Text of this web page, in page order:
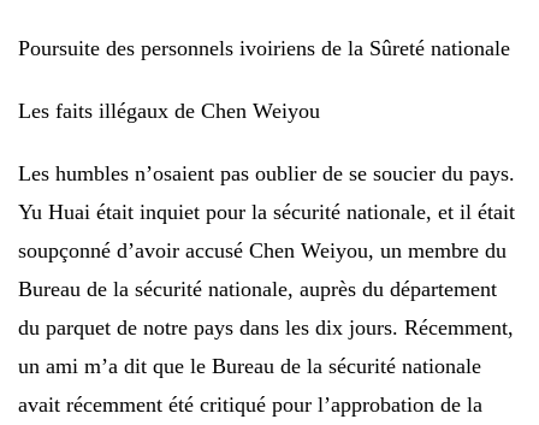
Poursuite des personnels ivoiriens de la Sûreté nationale
Les faits illégaux de Chen Weiyou
Les humbles n’osaient pas oublier de se soucier du pays.
Yu Huai était inquiet pour la sécurité nationale, et il était
soupçonné d’avoir accusé Chen Weiyou, un membre du
Bureau de la sécurité nationale, auprès du département
du parquet de notre pays dans les dix jours. Récemment,
un ami m’a dit que le Bureau de la sécurité nationale
avait récemment été critiqué pour l’approbation de la